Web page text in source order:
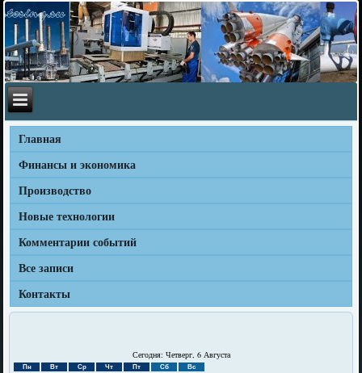
Главная
Финансы и экономика
Производство
Новые технологии
Комментарии событий
Все записи
Контакты
Сегодня: Четверг, 6 Августа
Пн Вт Ср Чт Пт Сб Вс